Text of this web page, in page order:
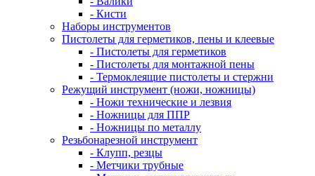
- Кисти
Наборы инструментов
Пистолеты для герметиков, пены и клеевые
- Пистолеты для герметиков
- Пистолеты для монтажной пены
- Термоклеящие пистолеты и стержни
Режущий инструмент (ножи, ножницы)
- Ножи технические и лезвия
- Ножницы для ППР
- Ножницы по металлу
Резьбонарезной инструмент
- Клупп, резцы
- Метчики трубные